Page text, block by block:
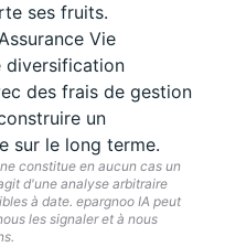
ses fruits.
Vie
diversification
des frais de gestion
un
sur le long terme.
constitue en aucun cas un
d'une analyse arbitraire
à date. epargnoo IA peut
les signaler et à nous